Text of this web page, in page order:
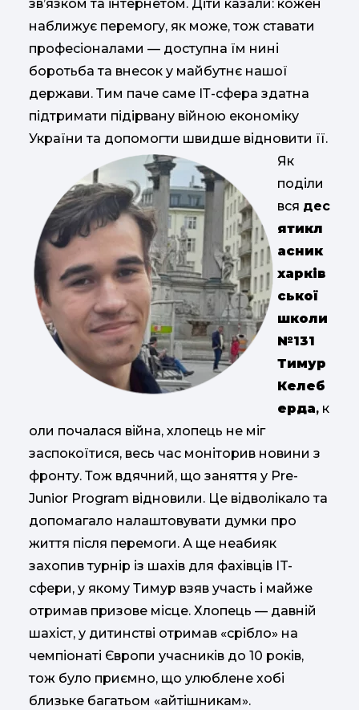
зв’язком та інтернетом. Діти казали: кожен
наближує перемогу, як може, тож ставати
професіоналами — доступна їм нині
боротьба та внесок у майбутнє нашої
держави. Тим паче саме ІТ-сфера здатна
підтримати підірвану війною економіку
України та допомогти швидше відновити її.
Як
поділи
вся дес
ятикл
асник
харків
ської
школи
№131
Тимур
Келеб
ерда, к
оли почалася війна, хлопець не міг
заспокоїтися, весь час моніторив новини з
фронту. Тож вдячний, що заняття у Pre-
Junior Program відновили. Це відволікало та
допомагало налаштовувати думки про
життя після перемоги. А ще неабияк
захопив турнір із шахів для фахівців IT-
сфери, у якому Тимур взяв участь і майже
отримав призове місце. Хлопець — давній
шахіст, у дитинстві отримав «срібло» на
чемпіонаті Європи учасників до 10 років,
тож було приємно, що улюблене хобі
близьке багатьом «айтішникам».